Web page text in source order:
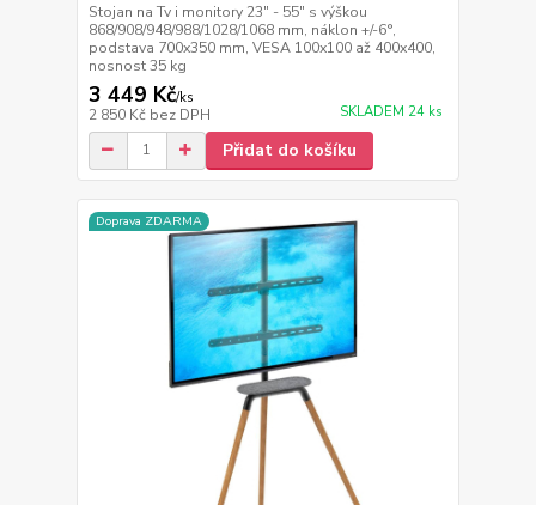
Stojan na Tv i monitory 23" - 55" s výškou
868/908/948/988/1028/1068 mm, náklon +/-6°,
podstava 700x350 mm, VESA 100x100 až 400x400,
nosnost 35 kg
3 449 Kč/ks
2 850 Kč bez DPH SKLADEM 24 ks
Přidat do košíku
Doprava ZDARMA